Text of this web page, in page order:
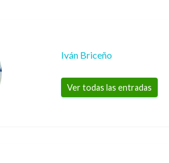
Iván Briceño
Ver todas las entradas